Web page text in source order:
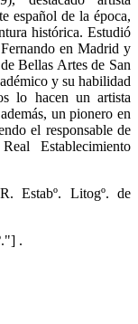
español de la época,
histórica. Estudió
en Madrid y
Bellas Artes de San
y su habilidad
lo hacen un artista
un pionero en
el responsable de
Establecimiento
Estabº. Litogº. de
.